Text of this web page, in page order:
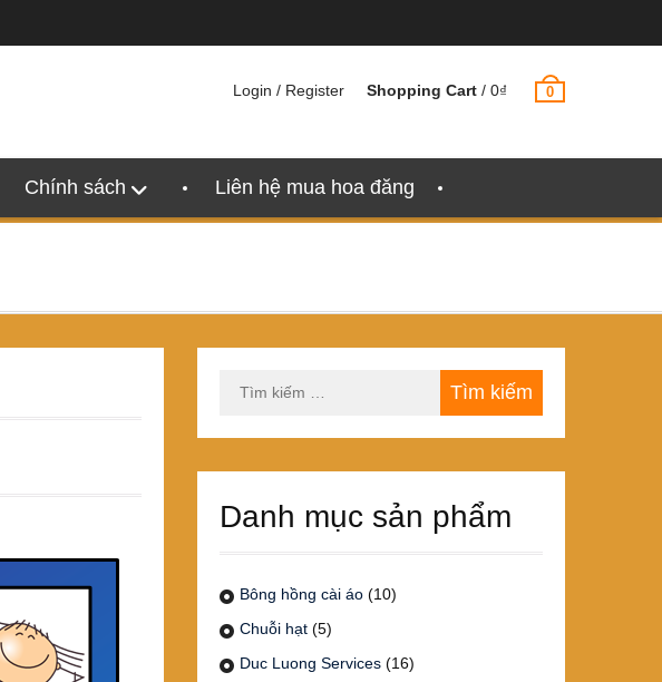
Login / Register Shopping Cart / 0₫ 0
Chính sách Liên hệ mua hoa đăng
kiếm
Danh mục sản phẩm
Bông hồng cài áo (10)
Chuỗi hạt (5)
Duc Luong Services (16)